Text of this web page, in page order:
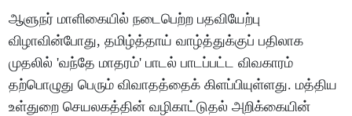
ஆளுநர் மாளிகையில் நடைபெற்ற பதவியேற்பு
விழாவின்போது, தமிழ்த்தாய் வாழ்த்துக்குப் பதிலாக
முதலில் 'வந்தே மாதரம்' பாடல் பாடப்பட்ட விவகாரம்
தற்பொழுது பெரும் விவாதத்தைக் கிளப்பியுள்ளது. மத்திய
உள்துறை செயலகத்தின் வழிகாட்டுதல் அறிக்கையின்